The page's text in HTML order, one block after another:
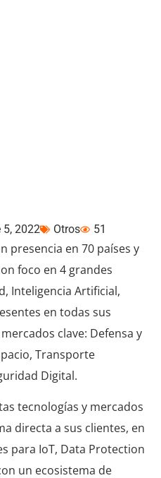
5, 2022 Otros 51
presencia en 70 países y
foco en 4 grandes
Inteligencia Artificial,
en todas sus
clave: Defensa y
Transporte
Digital.
tecnologías y mercados
directa a sus clientes, en
para IoT, Data Protection
un ecosistema de